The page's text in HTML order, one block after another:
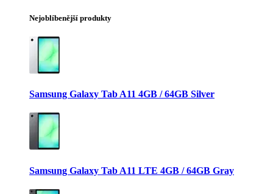
Nejoblíbenější produkty
Samsung Galaxy Tab A11 4GB / 64GB Silver
Samsung Galaxy Tab A11 LTE 4GB / 64GB Gray